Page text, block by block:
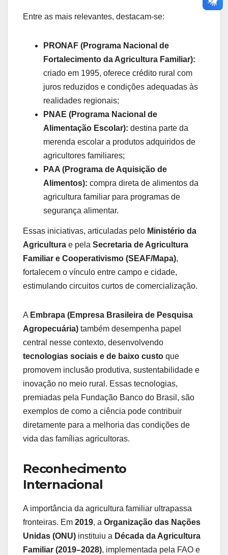
Entre as mais relevantes, destacam-se:
PRONAF (Programa Nacional de
Fortalecimento da Agricultura Familiar):
criado em 1995, oferece crédito rural com
juros reduzidos e condições adequadas às
realidades regionais;
PNAE (Programa Nacional de
Alimentação Escolar): destina parte da
merenda escolar a produtos adquiridos de
agricultores familiares;
PAA (Programa de Aquisição de
Alimentos): compra direta de alimentos da
agricultura familiar para programas de
segurança alimentar.
Essas iniciativas, articuladas pelo Ministério da
Agricultura e pela Secretaria de Agricultura
Familiar e Cooperativismo (SEAF/Mapa),
fortalecem o vínculo entre campo e cidade,
estimulando circuitos curtos de comercialização.
A Embrapa (Empresa Brasileira de Pesquisa
Agropecuária) também desempenha papel
central nesse contexto, desenvolvendo
tecnologias sociais e de baixo custo que
promovem inclusão produtiva, sustentabilidade e
inovação no meio rural. Essas tecnologias,
premiadas pela Fundação Banco do Brasil, são
exemplos de como a ciência pode contribuir
diretamente para a melhoria das condições de
vida das famílias agricultoras.
Reconhecimento
Internacional
A importância da agricultura familiar ultrapassa
fronteiras. Em 2019, a Organização das Nações
Unidas (ONU) instituiu a Década da Agricultura
Familiar (2019–2028), implementada pela FAO e